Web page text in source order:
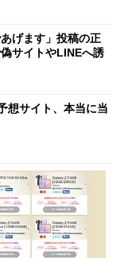
げます」投稿の正
サイトやLINEへ誘
想サイト、本当に当